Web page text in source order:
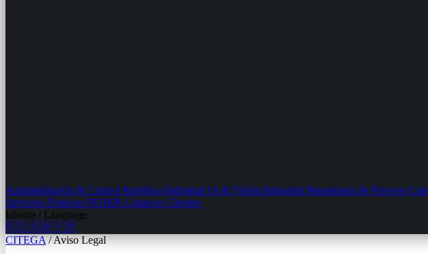
Automatización & Control Robótica Industrial IA & Visión Industrial Maquinaria de Proceso
Servicios Noticias FEDER Contacto Clientes
Idioma / Language:
🇪🇸 🇬🇧 🇫🇷
CITEGA /Aviso Legal